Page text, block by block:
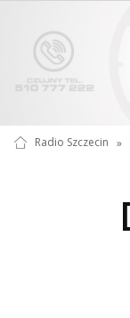
Radio Szczecin »